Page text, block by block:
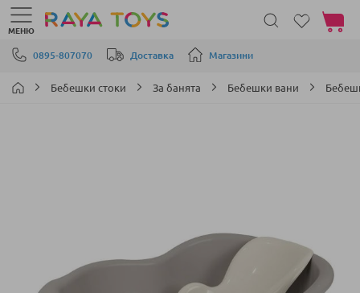
Прескачане към съдържанието
0895-807070 Доставка Магазини
МЕНЮ
Моята
Бебешки стоки За банята Бебешки вани